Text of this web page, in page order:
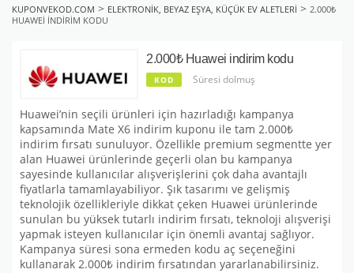
KUPONVEKOD.COM > ELEKTRONIK, BEYAZ EŞYA, KÜÇÜK EV ALETLERI > 2.000₺
HUAWEI INDIRIM KODU
2.000₺ Huawei indirim kodu
KOD Süresi dolmuş
Huawei’nin seçili ürünleri için hazırladığı kampanya
kapsamında Mate X6 indirim kuponu ile tam 2.000₺
indirim fırsatı sunuluyor. Özellikle premium segmentte yer
alan Huawei ürünlerinde geçerli olan bu kampanya
sayesinde kullanıcılar alışverişlerini çok daha avantajlı
fiyatlarla tamamlayabiliyor. Şık tasarımı ve gelişmiş
teknolojik özellikleriyle dikkat çeken Huawei ürünlerinde
sunulan bu yüksek tutarlı indirim fırsatı, teknoloji alışverişi
yapmak isteyen kullanıcılar için önemli avantaj sağlıyor.
Kampanya süresi sona ermeden kodu aç seçeneğini
kullanarak 2.000₺ indirim fırsatından yararlanabilirsiniz.